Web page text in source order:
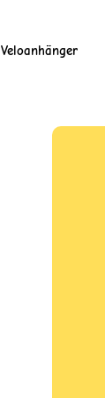
Veloanhänger